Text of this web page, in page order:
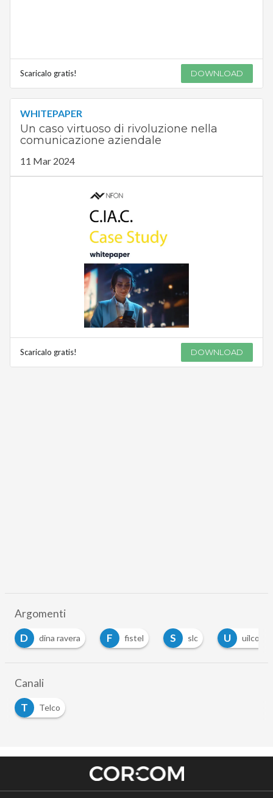
Scaricalo gratis! DOWNLOAD
WHITEPAPER
Un caso virtuoso di rivoluzione nella
comunicazione aziendale
11 Mar 2024
Scaricalo gratis! DOWNLOAD
Argomenti
D
dina ravera F fistel S slc U uilcom
Canali
T
Telco